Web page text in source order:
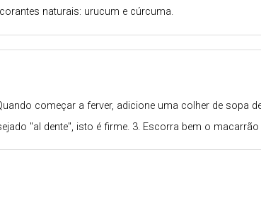
começar a ferver, adicione uma colher de sopa
"al dente", isto é firme. 3. Escorra bem o
naturais: urucum e cúrcuma.